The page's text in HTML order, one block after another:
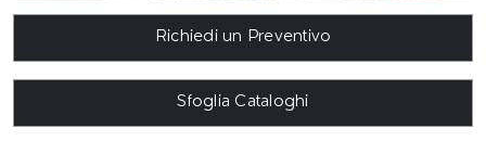
Richiedi un Preventivo
Sfoglia Cataloghi